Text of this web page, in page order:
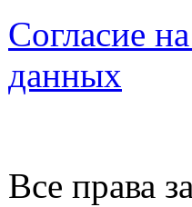
Согласие
данных
Все права